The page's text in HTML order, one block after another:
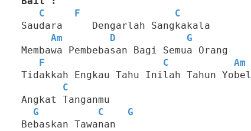
C
F
C
Saudara     Dengarlah Sangkakala
Am
D
G
Membawa Pembebasan Bagi Semua Orang
F
C
Am
Tidakkah Engkau Tahu Inilah Tahun Yobel
C
Angkat Tanganmu
G
C
G
Bebaskan Tawanan